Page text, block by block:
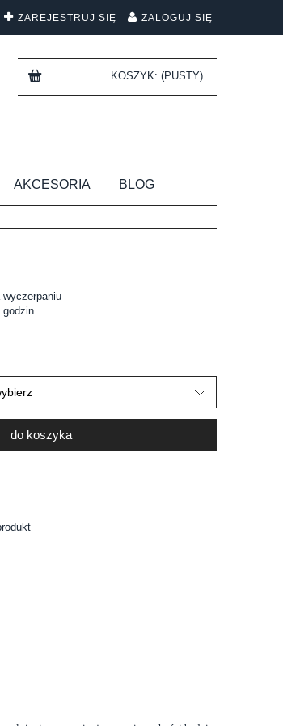
ZAREJESTRUJ SIĘ ZALOGUJ SIĘ
KOSZYK: (PUSTY)
AKCESORIA BLOG
wyczerpaniu
godzin
do koszyka